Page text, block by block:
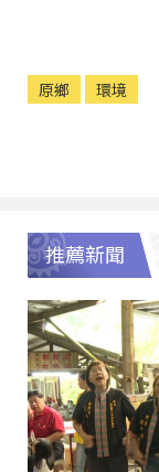
原鄉 環境
推薦新聞